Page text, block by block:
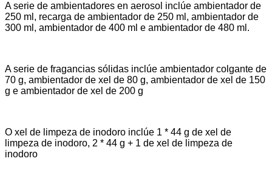
A serie de ambientadores en aerosol inclúe ambientador de
250 ml, recarga de ambientador de 250 ml, ambientador de
300 ml, ambientador de 400 ml e ambientador de 480 ml.
A serie de fragancias sólidas inclúe ambientador colgante de
70 g, ambientador de xel de 80 g, ambientador de xel de 150
g e ambientador de xel de 200 g
O xel de limpeza de inodoro inclúe 1 * 44 g de xel de
limpeza de inodoro, 2 * 44 g + 1 de xel de limpeza de
inodoro